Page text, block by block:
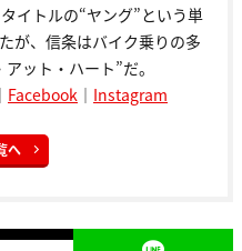
イトルの“ヤング”という単
が、信条はバイク乗りの多
ット・ハート”だ。
｜ Facebook ｜ Instagram
へ